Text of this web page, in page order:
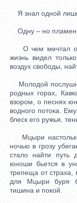
Я знал одной
Одну – но
О чем мечтал
жизнь видел
воздух свободы,
Молодой
родных горах,
взором, о песнях
водного потока. Ему
блеск его ружья,
Мцыри настолько
ночью в грозу
стало найти путь
юноши бьется в
трепеща от страха,
для Мцыри буря
тишина и покой.